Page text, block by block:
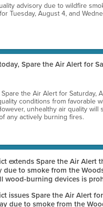
advisory due to wildfire
Tuesday, August 4, and
Spare the Air Alert for
the Air Alert for Saturday,
conditions from favorable
unhealthy air quality will
any actively burning fires.
extends Spare the Air Alert
due to smoke from the
wood-burning devices is
issues Spare the Air Alert
due to smoke from the